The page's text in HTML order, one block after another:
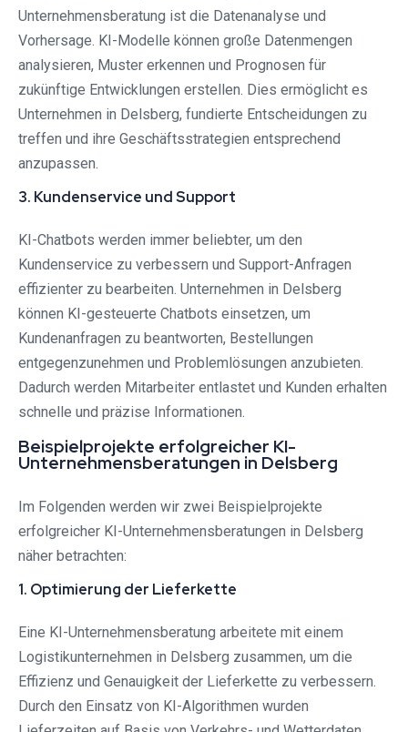
Unternehmensberatung ist die Datenanalyse und
Vorhersage. KI-Modelle können große Datenmengen
analysieren, Muster erkennen und Prognosen für
zukünftige Entwicklungen erstellen. Dies ermöglicht es
Unternehmen in Delsberg, fundierte Entscheidungen zu
treffen und ihre Geschäftsstrategien entsprechend
anzupassen.
3. Kundenservice und Support
KI-Chatbots werden immer beliebter, um den
Kundenservice zu verbessern und Support-Anfragen
effizienter zu bearbeiten. Unternehmen in Delsberg
können KI-gesteuerte Chatbots einsetzen, um
Kundenanfragen zu beantworten, Bestellungen
entgegenzunehmen und Problemlösungen anzubieten.
Dadurch werden Mitarbeiter entlastet und Kunden erhalten
schnelle und präzise Informationen.
Beispielprojekte erfolgreicher KI-
Unternehmensberatungen in Delsberg
Im Folgenden werden wir zwei Beispielprojekte
erfolgreicher KI-Unternehmensberatungen in Delsberg
näher betrachten:
1. Optimierung der Lieferkette
Eine KI-Unternehmensberatung arbeitete mit einem
Logistikunternehmen in Delsberg zusammen, um die
Effizienz und Genauigkeit der Lieferkette zu verbessern.
Durch den Einsatz von KI-Algorithmen wurden